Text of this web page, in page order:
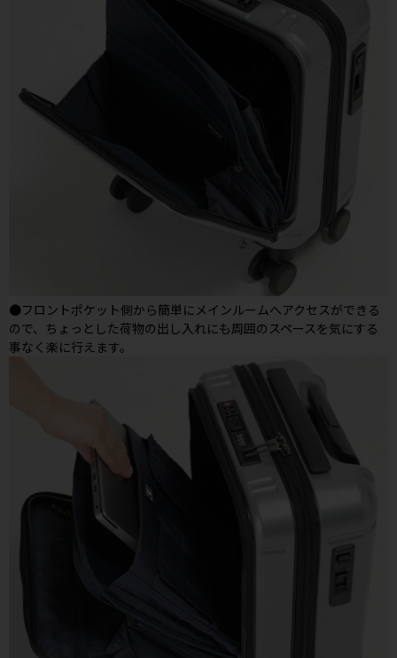
●フロントポケット側から簡単にメインルームへアクセスができる
ので、ちょっとした荷物の出し入れにも周囲のスペースを気にする
事なく楽に行えます。